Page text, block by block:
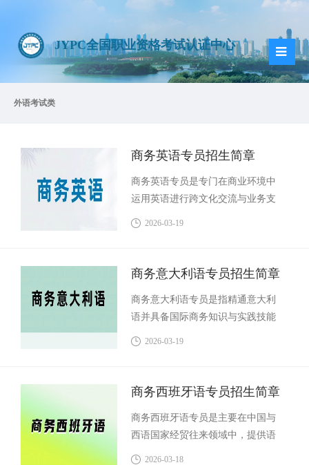
JYPC全国职业资格考试认证中心
外语考试类
商务英语专员招生简章
商务英语专员是专门在商业环境中
运用英语进行跨文化交流与业务支
通联络、外贸函电的处理、商务文
外商务谈判和会展活动。
2026-03-19
商务意大利语专员招生简章
商务意大利语专员是指精通意大利
语并具备国际商务知识与实践技能
调与业务推进的多重角色。
2026-03-19
商务西班牙语专员招生简章
商务西班牙语专员是主要在中国与
西语国家经贸往来领域中，提供语
2026-03-18